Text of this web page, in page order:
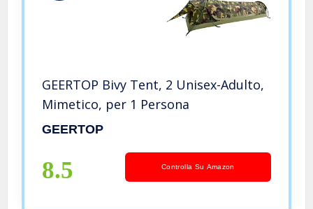
GEERTOP Bivy Tent, 2 Unisex-Adulto,
Mimetico, per 1 Persona
GEERTOP
8.5 Controlla Su Amazon